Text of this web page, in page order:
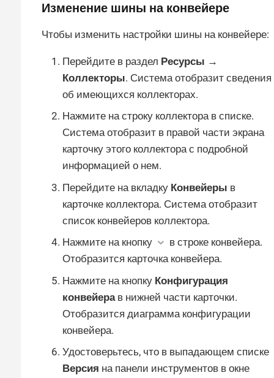
Изменение шины на конвейере
Чтобы изменить настройки шины на конвейере:
Перейдите в раздел Ресурсы →
Коллекторы. Система отобразит сведения
об имеющихся коллекторах.
Нажмите на строку коллектора в списке.
Система отобразит в правой части экрана
карточку этого коллектора с подробной
информацией о нем.
Перейдите на вкладку Конвейеры в
карточке коллектора. Система отобразит
список конвейеров коллектора.
Нажмите на кнопку
в строке конвейера.
Отобразится карточка конвейера.
Нажмите на кнопку Конфигурация
конвейерав нижней части карточки.
Отобразится диаграмма конфигурации
конвейера.
Удостоверьтесь, что в выпадающем списке
Версия на панели инструментов в окне